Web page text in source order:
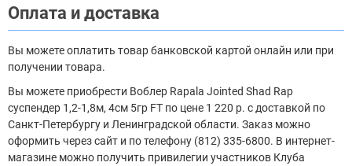
Оплата и доставка
Вы можете оплатить товар банковской картой онлайн или при
получении товара.
Вы можете приобрести Воблер Rapala Jointed Shad Rap
суспендер 1,2-1,8м, 4см 5гр FT по цене 1 220 р. с доставкой по
Санкт-Петербургу и Ленинградской области. Заказ можно
оформить через сайт и по телефону (812) 335-6800. В интернет-
магазине можно получить привилегии участников Клуба